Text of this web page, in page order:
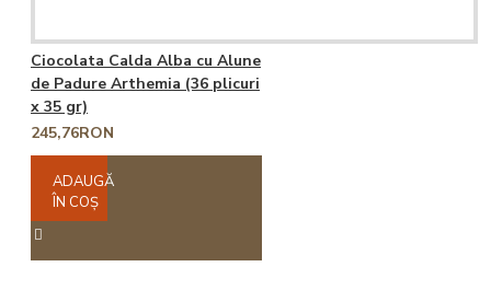
Ciocolata Calda Alba cu Alune
de Padure Arthemia (36 plicuri
x 35 gr)
245,76RON
ADAUGĂ
ÎN COŞ